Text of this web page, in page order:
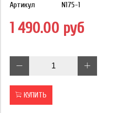
Артикул N175-1
1 490.00 руб
КУПИТЬ